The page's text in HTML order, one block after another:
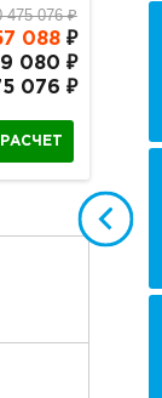
475 076 ₽
088₽
080 ₽
076 ₽